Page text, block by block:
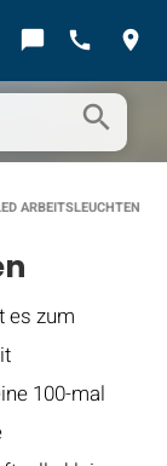
chat_bubble call location_on
search
ARBEITSLEUCHTEN
es zum
100-mal